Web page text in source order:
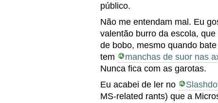
público.
Não me entendam mal. Eu
valentão burro da escola,
de bobo, mesmo quando
tem
manchas de suor nas
Nunca fica com as garotas.
Eu acabei de ler no
MS-related rants) que a